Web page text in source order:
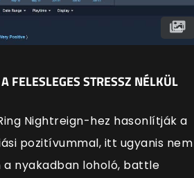
FELESLEGES STRESSZ NÉLKÜL
Nightreign-hez hasonlítják a
pozitívummal, itt ugyanis nem
nyakadban loholó, battle